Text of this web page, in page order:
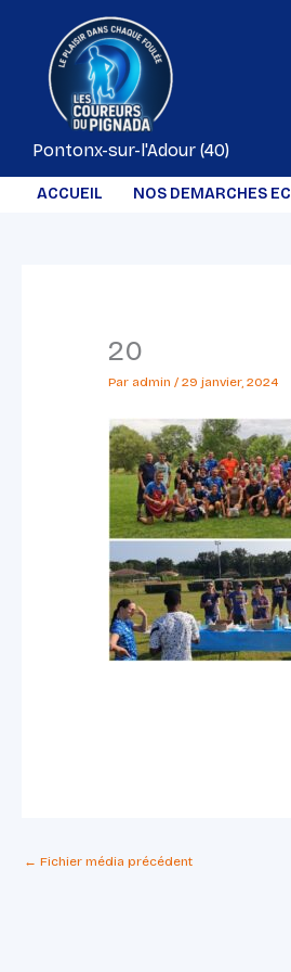
contenu
Pontonx-sur-l'Adour (40)
ACCUEIL NOS DEMARCHES
20
Par admin/29 janvier, 2024
← Fichier média précédent